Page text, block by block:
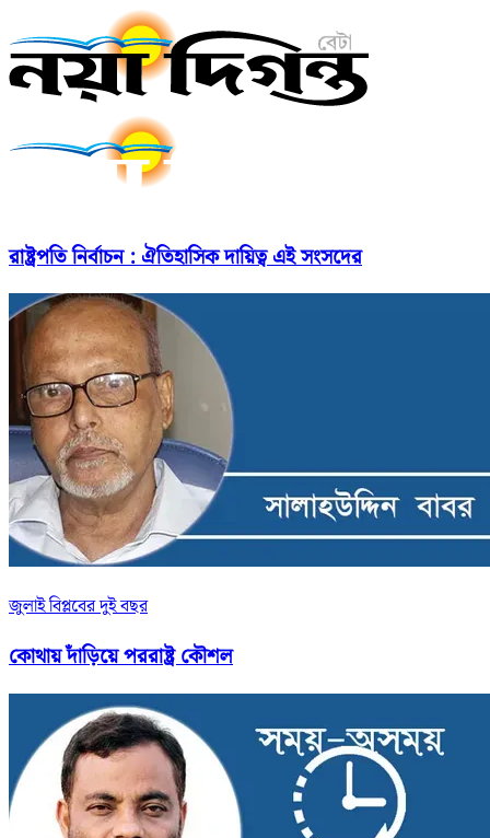
রাষ্ট্রপতি নির্বাচন : ঐতিহাসিক দায়িত্ব এই সংসদের
জুলাই বিপ্লবের দুই বছর
কোথায় দাঁড়িয়ে পররাষ্ট্র কৌশল